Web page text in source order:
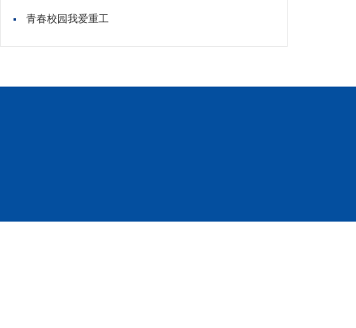
青春校园我爱重工